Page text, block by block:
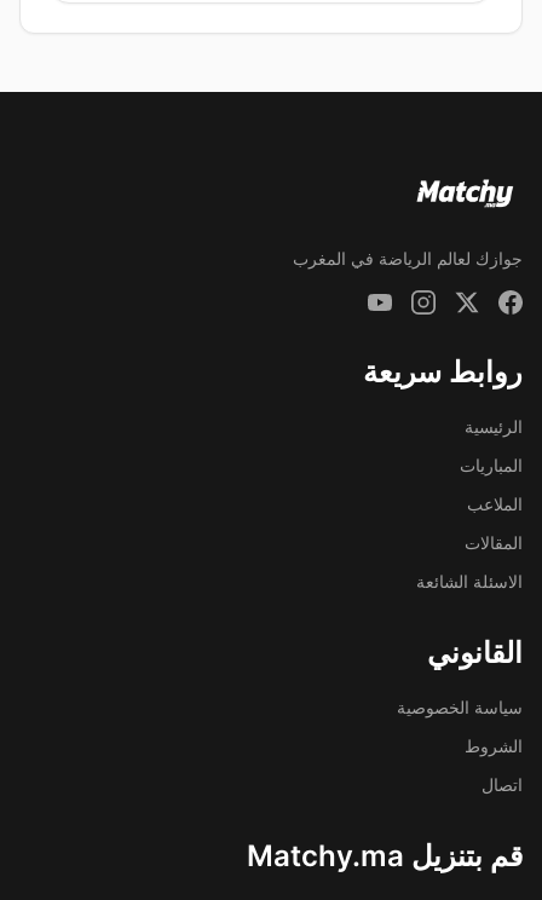
جوازك لعالم الرياضة في المغرب
روابط سريعة
الرئيسية
المباريات
الملاعب
المقالات
الاسئلة الشائعة
القانوني
سياسة الخصوصية
الشروط
اتصال
قم بتنزيل Matchy.ma